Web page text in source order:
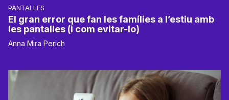
PANTALLES
El gran error que fan les famílies a l’estiu amb
les pantalles (i com evitar-lo)
Anna Mira Perich